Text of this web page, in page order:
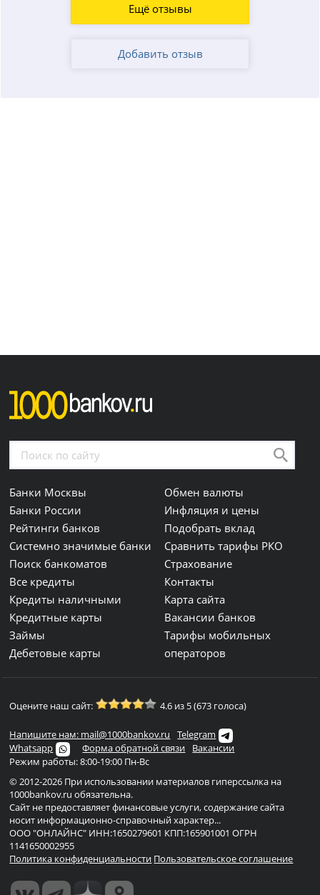
Ещё отзывы
Добавить отзыв
Банки Москвы
Банки России
Рейтинги банков
Системно значимые банки
Поиск банкоматов
Все кредиты
Кредиты наличными
Кредитные карты
Займы
Дебетовые карты
Обмен валюты
Инфляция и цены
Подобрать вклад
Сравнить тарифы РКО
Страхование
Контакты
Карта сайта
Вакансии банков
Тарифы мобильных
операторов
Оцените наш сайт: 4.6 из 5 (673 голоса)
Напишите нам: mail@1000bankov.ru
Telegram
Whatsapp
Форма обратной связи
Вакансии
Режим работы: 8:00-19:00 Пн-Вс
© 2012-2026 При использовании материалов гиперссылка на
1000bankov.ru обязательна.
Сайт не предоставляет финансовые услуги, содержание сайта
носит информационно-справочный характер...
ООО "ОНЛАЙНС" ИНН:1650279601 КПП:165901001 ОГРН
1141650002955
Политика конфиденциальности Пользовательское соглашение